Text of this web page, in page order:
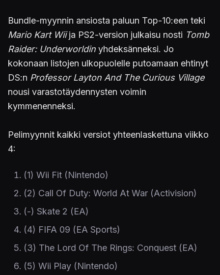
Bundle-myynnin ansiosta paluun Top-10:een teki
Mario Kart Wiija PS2-version julkaisu nosti Tomb
Raider: Underworldin yhdeksänneksi. Jo
kokonaan listojen ulkopuolelle putoamaan ehtinyt
DS:n Professor Layton And The Curious Village
nousi varastotäydennysten voimin
kymmenenneksi.
Pelimyynnit kaikki versiot yhteenlaskettuna viikko
4:
(1) Wii Fit (Nintendo)
(2) Call Of Duty: World At War (Activision)
(-) Skate 2 (EA)
(4) FIFA 09 (EA Sports)
(3) The Lord Of The Rings: Conquest (EA)
(5) Wii Play (Nintendo)